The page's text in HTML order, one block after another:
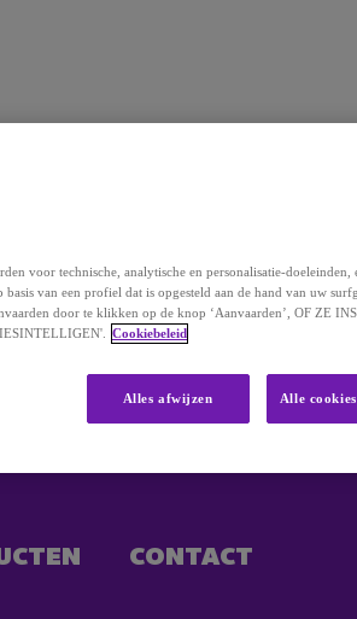
kan de zoekfunctie
CONTACT
voor technische, analytische en personalisatie-doeleinden,
basis van een profiel dat is opgesteld aan de hand van uw
door te klikken op de knop ‘Aanvaarden’, OF ZE
Cookiebeleid
Alles afwijzen Alle